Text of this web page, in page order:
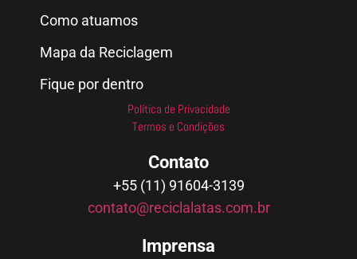
Como atuamos
Mapa da Reciclagem
Fique por dentro
Política de Privacidade
Termos e Condições
Contato
+55 (11) 91604-3139
contato@reciclalatas.com.br
Imprensa